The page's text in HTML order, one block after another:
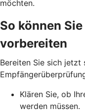
möchten.
So können
vorbereiten
Bereiten Sie sich
Klären Sie, ob
werden müssen.